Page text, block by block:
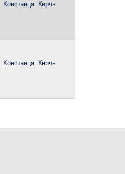
Констанца
Керчь
Констанца
Керчь